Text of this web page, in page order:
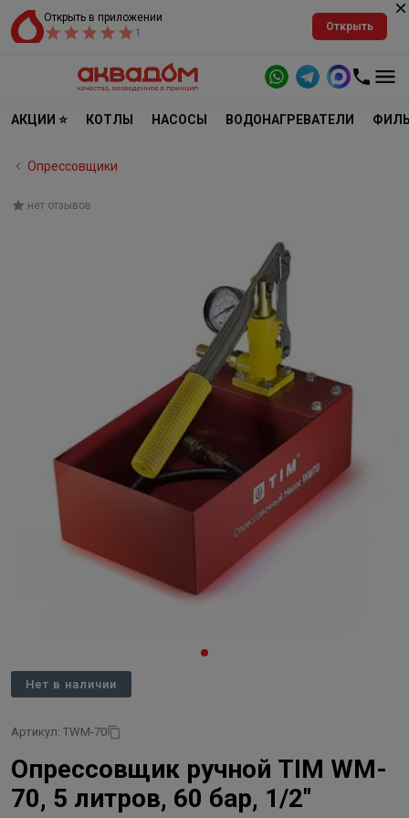
Открыть в приложении
1
Открыть
АКЦИИ ⭐ КОТЛЫ НАСОСЫ ВОДОНАГРЕВАТЕЛИ
Опрессовщики
нет отзывов
Нет в наличии
Артикул: TWM-70
Опрессовщик ручной TIM WM-
70, 5 литров, 60 бар, 1/2"